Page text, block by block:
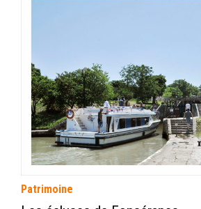
PORTFOLIO
CONTACT
Patrimoine